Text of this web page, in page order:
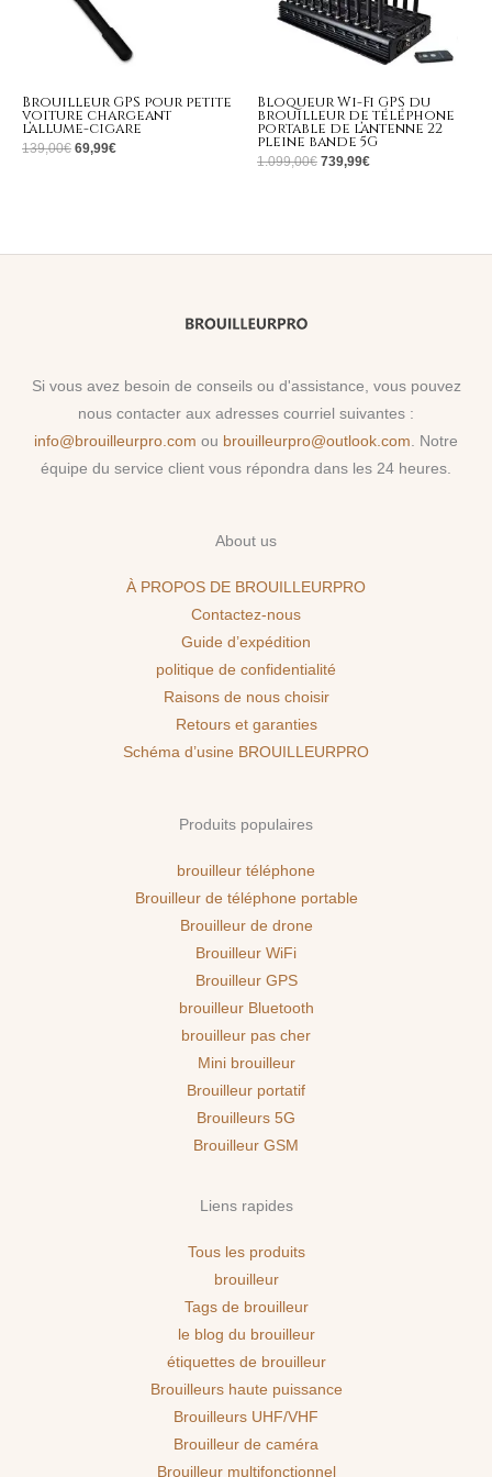
Brouilleur GPS pour petite
voiture chargeant
l’allume-cigare
139,00€ 69,99€
Bloqueur Wi-Fi GPS du
brouilleur de téléphone
portable de l’antenne 22
pleine bande 5G
1.099,00€ 739,99€
Si vous avez besoin de conseils ou d'assistance, vous pouvez
nous contacter aux adresses courriel suivantes :
info@brouilleurpro.com ou brouilleurpro@outlook.com . Notre
équipe du service client vous répondra dans les 24 heures.
About us
À PROPOS DE BROUILLEURPRO
Contactez-nous
Guide d’expédition
politique de confidentialité
Raisons de nous choisir
Retours et garanties
Schéma d’usine BROUILLEURPRO
Produits populaires
brouilleur téléphone
Brouilleur de téléphone portable
Brouilleur de drone
Brouilleur WiFi
Brouilleur GPS
brouilleur Bluetooth
brouilleur pas cher
Mini brouilleur
Brouilleur portatif
Brouilleurs 5G
Brouilleur GSM
Liens rapides
Tous les produits
brouilleur
Tags de brouilleur
le blog du brouilleur
étiquettes de brouilleur
Brouilleurs haute puissance
Brouilleurs UHF/VHF
Brouilleur de caméra
Brouilleur multifonctionnel